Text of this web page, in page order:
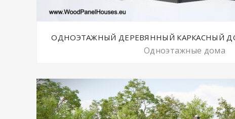
ОДНОЭТАЖНЫЙ ДЕРЕВЯННЫЙ КАРКАСНЫЙ ДОМ
Одноэтажные дома